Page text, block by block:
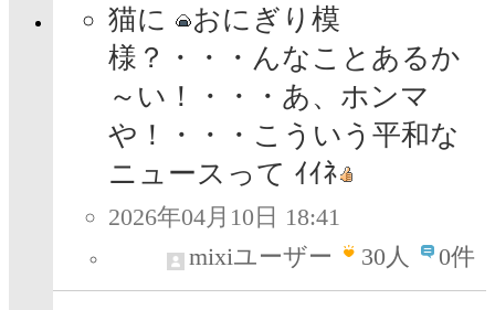
猫に
おにぎり模
様？・・・んなことあるか
～い！・・・あ、ホンマ
や！・・・こういう平和な
ニュースって ｲｲﾈ
2026年04月10日 18:41
mixiユーザー
30人 0件